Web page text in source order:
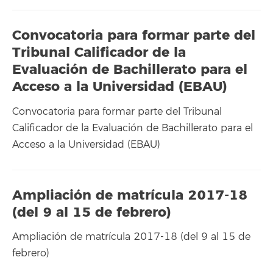
Convocatoria para formar parte del
Tribunal Calificador de la
Evaluación de Bachillerato para el
Acceso a la Universidad (EBAU)
Convocatoria para formar parte del Tribunal
Calificador de la Evaluación de Bachillerato para el
Acceso a la Universidad (EBAU)
Ampliación de matrícula 2017-18
(del 9 al 15 de febrero)
Ampliación de matrícula 2017-18 (del 9 al 15 de
febrero)